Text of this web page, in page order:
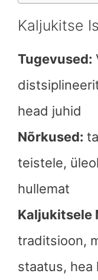
Kaljukitse
Tugevused:
head juhid
Nõrkused:
teistele,
hullemat
Kaljukitsele
traditsioon,
staatus, hea